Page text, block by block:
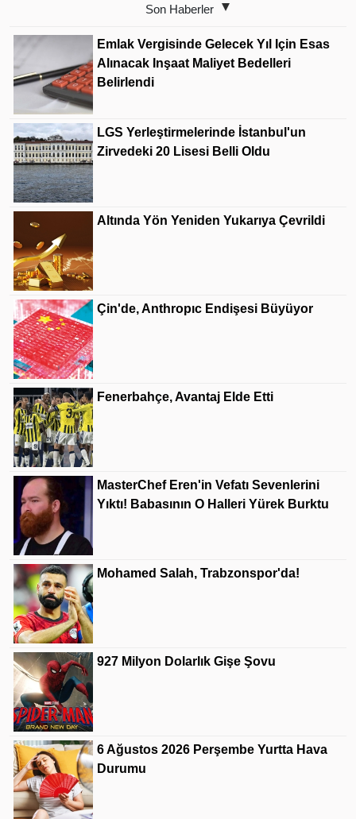
Son Haberler
Emlak Vergisinde Gelecek Yıl Için Esas
Alınacak Inşaat Maliyet Bedelleri
Belirlendi
LGS Yerleştirmelerinde İstanbul'un
Zirvedeki 20 Lisesi Belli Oldu
Altında Yön Yeniden Yukarıya Çevrildi
Çin'de, Anthropıc Endişesi Büyüyor
Fenerbahçe, Avantaj Elde Etti
MasterChef Eren'in Vefatı Sevenlerini
Yıktı! Babasının O Halleri Yürek Burktu
Mohamed Salah, Trabzonspor'da!
927 Milyon Dolarlık Gişe Şovu
6 Ağustos 2026 Perşembe Yurtta Hava
Durumu